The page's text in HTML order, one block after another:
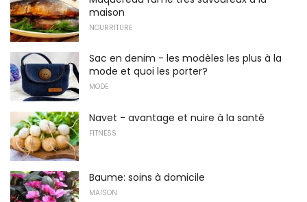
maison
NOURRITURE
Sac en denim - les modèles les plus à la
mode et quoi les porter?
MODE
Navet - avantage et nuire à la santé
FITNESS
Baume: soins à domicile
MAISON